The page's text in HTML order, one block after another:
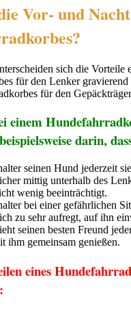
Vor- und
sich die Vorteile
für den Lenker
für den
einem
darin,
seinen Hund jederzeit
mittig unterhalb des
wenig beeinträchtigt.
bei einer gefährlichen
zu sehr aufregt, auf ihn
seinen besten Freund
ihm gemeinsam genießen.
eines